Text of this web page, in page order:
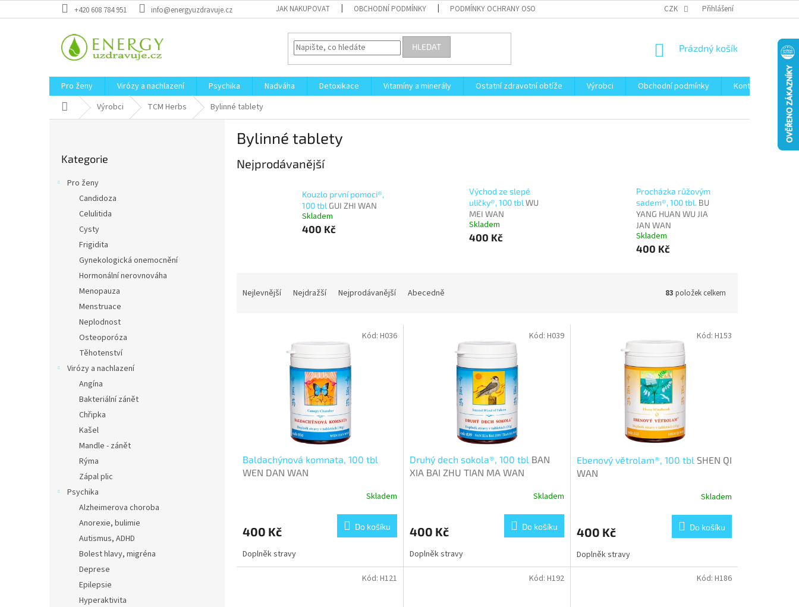
na
+420 608 784 951 info@energyuzdravuje.cz JAK NAKUPOVAT OBCHODNÍ PODMÍNKY PODMÍNKY OCHRANY OSOBNÍCH ÚDAJŮ CZK Přihlášení
HLEDAT
NÁKUPNÍ
Prázdný košík
Pro ženy Virózy a nachlazení Psychika Nadváha Detoxikace Vitamíny a minerály Ostatní zdravotní obtíže Výrobci Obchodní podmínky Kontakty
Domů Výrobci TCM Herbs Bylinné tablety
kategorie
Kategorie
Pro ženy
Candidoza
Celulitida
Cysty
Frigidita
Gynekologická onemocnění
Hormonální nerovnováha
Menopauza
Menstruace
Neplodnost
Osteoporóza
Těhotenství
Virózy a nachlazení
Angína
Bakteriální zánět
Chřipka
Kašel
Mandle - zánět
Rýma
Zápal plic
Psychika
Alzheimerova choroba
Anorexie, bulimie
Autismus, ADHD
Bolest hlavy, migréna
Deprese
Epilepsie
Hyperaktivita
Bylinné tablety
Nejprodávanější
Kouzlo první pomoci®,
100 tbl GUI ZHI WAN
Skladem
400 Kč
Východ ze slepé
uličky®, 100 tblWU
MEI WAN
Skladem
400 Kč
Procházka růžovým
sadem®, 100 tbl. BU
YANG HUAN WU JIA
JAN WAN
Skladem
400 Kč
Nejlevnější Nejdražší Nejprodávanější Abecedně 83 položek celkem
Baldachýnová komnata, 100 tbl
WEN DAN WAN
Skladem
400 Kč Do košíku
Doplněk stravy
Kód: H036
Druhý dech sokola®, 100 tbl BAN
XIA BAI ZHU TIAN MA WAN
Skladem
400 Kč Do košíku
Doplněk stravy
Kód: H039
Ebenový větrolam®, 100 tbl SHEN QI
WAN
Skladem
400 Kč Do košíku
Doplněk stravy
Kód: H153
Kód: H121 Kód: H192 Kód: H186